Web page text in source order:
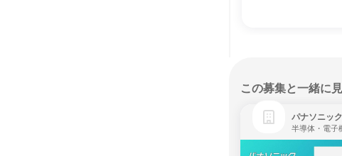
この募集と一緒に
パナソニッ
半導体・電子